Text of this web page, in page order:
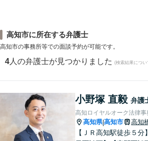
高知市に所在する弁護士
高知市の事務所等での面談予約が可能です。
4 人の弁護士が見つかりました (検索結果につい
小野塚 直毅 弁護
高知ロイヤルオーク法律事
高知県|高知市 高知
【ＪＲ高知駅徒歩５分